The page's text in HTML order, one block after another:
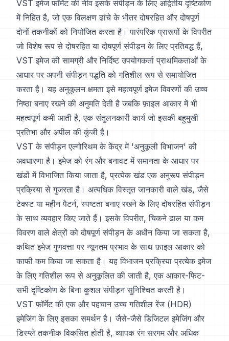
VST इमेज फॉर्मेट की नींव इसके संपीड़न के लिए अद्वितीय दृष्टिकोण
में निहित है, जो एक विलक्षण ढांचे के भीतर दोषरहित और दोषपूर्ण
दोनों तकनीकों को नियोजित करता है। पारंपरिक प्रारूपों के विपरीत
जो विशेष रूप से दोषरहित या दोषपूर्ण संपीड़न के लिए प्रतिबद्ध हैं,
VST इमेज की सामग्री और निर्दिष्ट उपयोगकर्ता प्राथमिकताओं के
आधार पर अपनी संपीड़न पद्धति को गतिशील रूप से समायोजित
करता है। यह अनुकूलन क्षमता इसे महत्वपूर्ण इमेज विवरणों की उच्च
निष्ठा बनाए रखने की अनुमति देती है जबकि फ़ाइल आकार में भी
महत्वपूर्ण कमी आती है, एक संतुलनकारी कार्य जो इसकी बहुमुखी
प्रतिभा और अपील की कुंजी है।
VST के संपीड़न एल्गोरिथम के केंद्र में 'अनुकूली विभाजन' की
अवधारणा है। इमेज को रंग और बनावट में समानता के आधार पर
खंडों में विभाजित किया जाता है, प्रत्येक खंड एक अनुरूप संपीड़न
प्रक्रिया से गुजरता है। अत्यधिक विस्तृत जानकारी वाले खंड, जैसे
टेक्स्ट या महीन पैटर्न, स्पष्टता बनाए रखने के लिए दोषरहित संपीड़न
के साथ व्यवहार किए जाते हैं। इसके विपरीत, चिकने ढाल या कम
विवरण वाले क्षेत्रों को दोषपूर्ण संपीड़न के अधीन किया जा सकता है,
कथित इमेज गुणवत्ता पर न्यूनतम प्रभाव के साथ फ़ाइल आकार को
काफी कम किया जा सकता है। यह विभाजन प्रक्रिया प्रत्येक इमेज
के लिए गतिशील रूप से अनुकूलित की जाती है, एक आकार-फिट-
सभी दृष्टिकोण के बिना कुशल संपीड़न सुनिश्चित करती है।
VST फॉर्मेट की एक और पहचान उच्च गतिशील रेंज (HDR)
इमेजिंग के लिए इसका समर्थन है। जैसे-जैसे डिजिटल इमेजिंग और
डिस्प्ले तकनीक विकसित होती है, व्यापक रंग सरगम और अधिक